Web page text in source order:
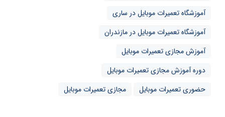
آموزشگاه تعمیرات موبایل در ساری
آموزشگاه تعمیرات موبایل در مازندران
آموزش مجازی تعمیرات موبایل
دوره آموزش مجازی تعمیرات موبایل
حضوری تعمیرات موبایل
مجازی تعمیرات موبایل